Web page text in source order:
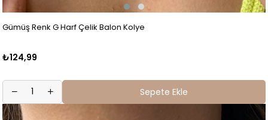
Gümüş Renk G Harf Çelik Balon Kolye
₺124,99
Sepete Ekle